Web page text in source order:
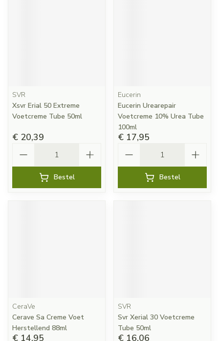
SVR
Xsvr Erial 50 Extreme
Voetcreme Tube 50ml
€ 20,39
Bestel
Eucerin
Eucerin Urearepair
Voetcreme 10% Urea Tube
100ml
€ 17,95
Bestel
CeraVe
Cerave Sa Creme Voet
Herstellend 88ml
€ 14,95
SVR
Svr Xerial 30 Voetcreme
Tube 50ml
€ 16,06